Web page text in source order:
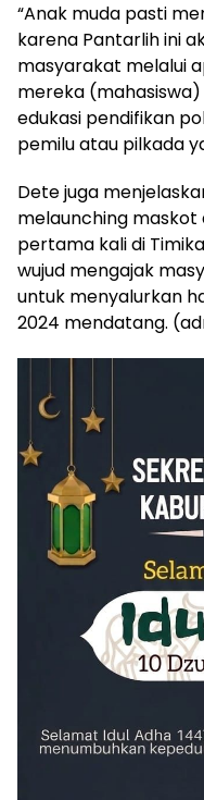
“Anak muda pasti
karena Pantarlih ini
masyarakat melalui
mereka
edukasi pendifikan
pemilu atau pilkada
Dete juga
melaunching maskot
pertama kali di
wujud mengajak
untuk menyalurkan
2024 mendatang.